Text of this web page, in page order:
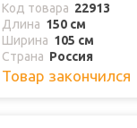
Код товара 22913
Длина 150 см
Ширина 105 см
Страна Россия
Товар закончился